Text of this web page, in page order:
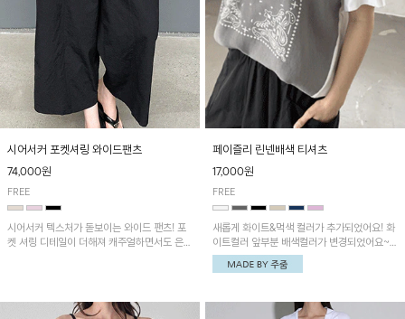
시어서커 포켓셔링 와이드팬츠
74,000원
FREE
시어서커 텍스처가 돋보이는 와이드 팬츠! 포
켓 셔링 디테일이 더해져 캐주얼하면서도 은은
아이템으로 활용하기 좋아요~
페이즐리 린넨배색 티셔츠
17,000원
FREE
새롭게 화이트&먹색 컬러가 추가되었어요! 화
이트컬러 앞부분 배색컬러가 변경되었어요~
중앙 린넨배색으로 유니크하면서 페이즐리 패
턴으로 감각적인 분위기를 연출이 가능한 티셔